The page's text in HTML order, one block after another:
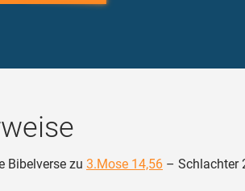
Bibelverse zu 3.Mose 14,56 – Schlachter